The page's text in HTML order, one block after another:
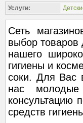
Услуги:
Сеть
выбор
нашего
гигиены и
соки. Для Вас
нас молодые
консультацию
средств